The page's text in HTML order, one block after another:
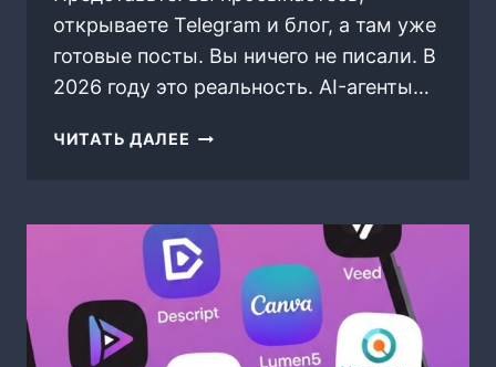
открываете Telegram и блог, а там уже
готовые посты. Вы ничего не писали. В
2026 году это реальность. AI-агенты…
ЧИТАТЬ ДАЛЕЕ ИНСТРУКЦИЯ:
—
КАК
AI-
АГЕНТЫ
ПИШУТ